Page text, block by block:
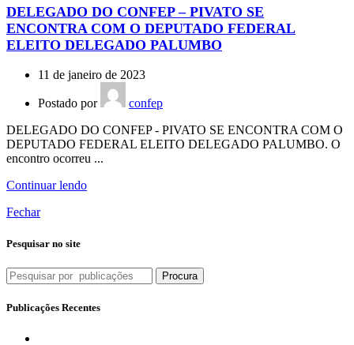
DELEGADO DO CONFEP – PIVATO SE
ENCONTRA COM O DEPUTADO FEDERAL
ELEITO DELEGADO PALUMBO
11 de janeiro de 2023
Postado por
confep
DELEGADO DO CONFEP - PIVATO SE ENCONTRA COM O
DEPUTADO FEDERAL ELEITO DELEGADO PALUMBO. O
encontro ocorreu ...
Continuar lendo
Fechar
Pesquisar no site
Procura
Publicações Recentes